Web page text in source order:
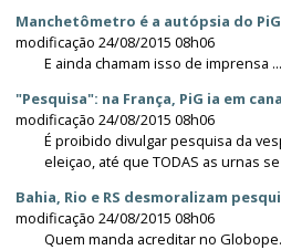
Manchetômetro é a autópsia do
modificação 24/08/2015 08h06
E ainda chamam isso de imprensa ...
"Pesquisa": na França, PiG ia em cana
modificação 24/08/2015 08h06
É proibido divulgar pesquisa da
eleiçao, até que TODAS as urnas
Bahia, Rio e RS desmoralizam
modificação 24/08/2015 08h06
Quem manda acreditar no